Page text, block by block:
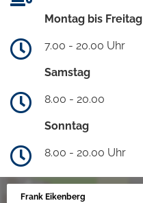
Montag bis Freitag
7.00 - 20.00 Uhr
Samstag
8.00 - 20.00
Sonntag
8.00 - 20.00 Uhr
Frank Eikenberg